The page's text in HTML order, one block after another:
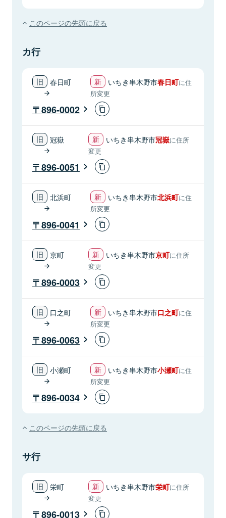
このページの先頭に戻る
カ行
春日町 いちき串木野市春日町に住
所変更
896-0002
冠嶽 いちき串木野市冠嶽に住所
変更
896-0051
北浜町 いちき串木野市北浜町に住
所変更
896-0041
京町 いちき串木野市京町に住所
変更
896-0003
口之町 いちき串木野市口之町に住
所変更
896-0063
小瀬町 いちき串木野市小瀬町に住
所変更
896-0034
このページの先頭に戻る
サ行
栄町 いちき串木野市栄町に住所
変更
896-0013